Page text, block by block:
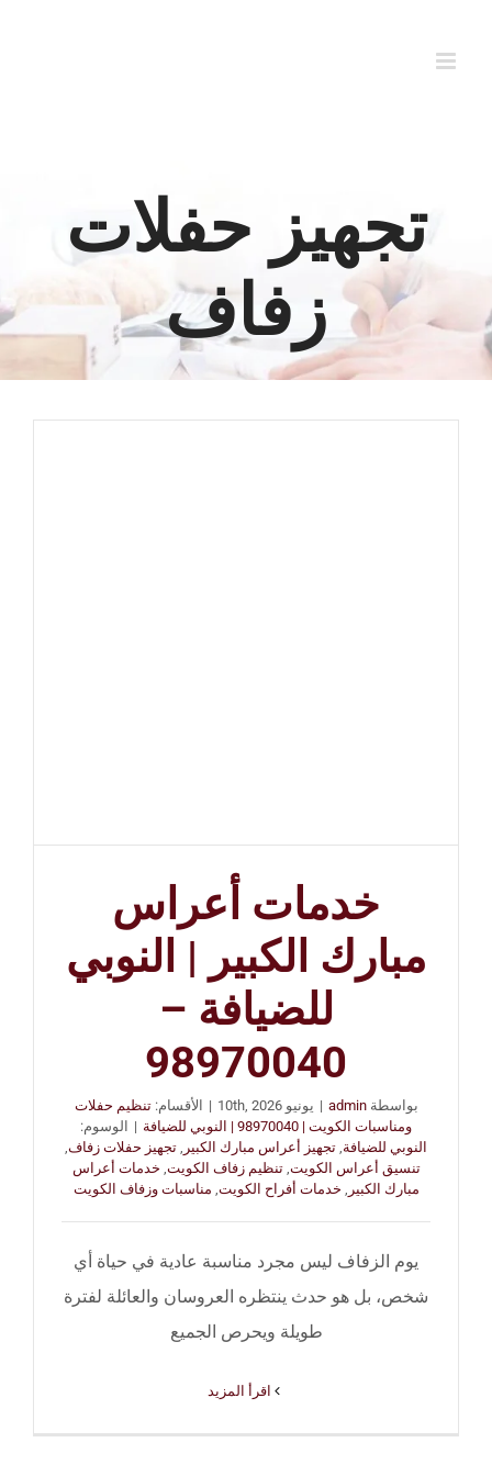
تجهيز حفلات
زفاف
خدمات أعراس
مبارك الكبير | النوبي
للضيافة –
98970040
بواسطةadmin
| يونيو 10th, 2026 | الأقسام:تنظيم حفلات
ومناسبات الكويت | 98970040 | النوبي للضيافة
|
الوسوم:
النوبي للضيافة تجهيز أعراس مبارك الكبير تجهيز حفلات زفاف
تنسيق أعراس الكويت ,تنظيم زفاف الكويت خدمات أعراس
مبارك الكبير
خدمات أفراح الكويت مناسبات وزفاف الكويت
يوم الزفاف ليس مجرد مناسبة عادية في حياة أي
شخص، بل هو حدث ينتظره العروسان والعائلة لفترة
طويلة ويحرص الجميع